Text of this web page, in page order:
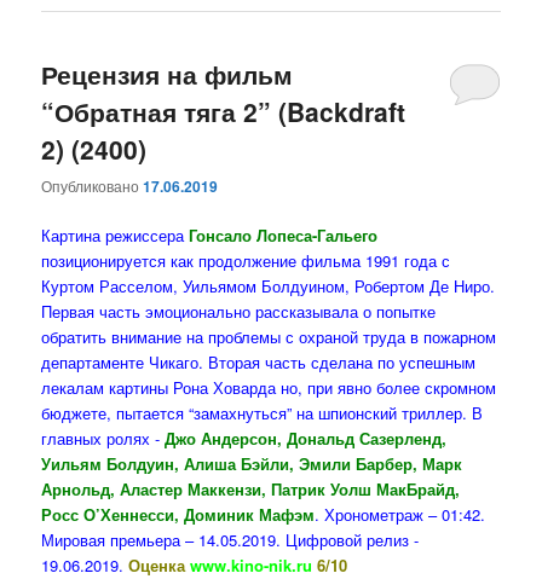
Рецензия на фильм
“Обратная тяга 2” (Backdraft
2) (2400)
Опубликовано17.06.2019
Картина режиссераГонсало Лопеса-Гальего
позиционируется как продолжение фильма 1991 года с
Куртом Расселом, Уильямом Болдуином, Робертом Де Ниро.
Первая часть эмоционально рассказывала о попытке
обратить внимание на проблемы с охраной труда в пожарном
департаменте Чикаго. Вторая часть сделана по успешным
лекалам картины Рона Ховарда но, при явно более скромном
бюджете, пытается “замахнуться” на шпионский триллер. В
главных ролях -Джо Андерсон, Дональд Сазерленд,
Уильям Болдуин, Алиша Бэйли, Эмили Барбер, Марк
Арнольд, Аластер Маккензи, Патрик Уолш МакБрайд,
Росс О’Хеннесси, Доминик Мафэм. Хронометраж – 01:42.
Мировая премьера – 14.05.2019. Цифровой релиз -
19.06.2019.Оценкаwww.kino-nik.ru 6/10